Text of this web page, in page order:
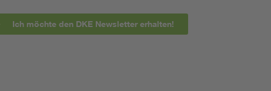
Ich möchte den DKE Newsletter erhalten!